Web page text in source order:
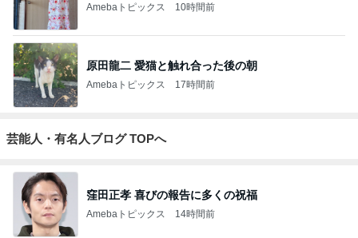
Amebaトピックス 10時間前
原田龍二 愛猫と触れ合った後の朝
Amebaトピックス 17時間前
芸能人・有名人ブログ TOPへ
窪田正孝 喜びの報告に多くの祝福
Amebaトピックス 14時間前